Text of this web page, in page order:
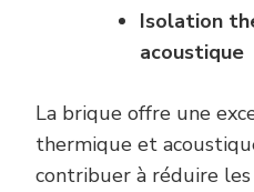
Isolation t
acoustique
La brique offre une
thermique et
contribuer à réduire